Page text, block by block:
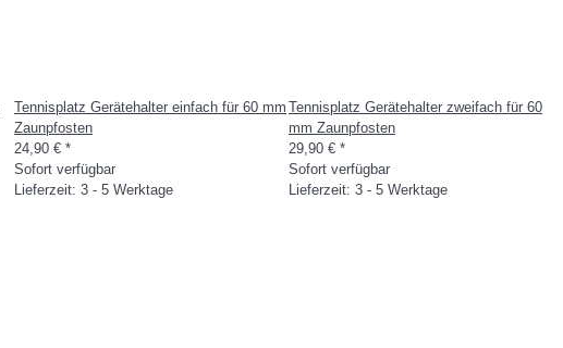
Tennisplatz Gerätehalter einfach für 60 mm
Zaunpfosten
24,90 € *
Sofort verfügbar
Lieferzeit: 3 - 5 Werktage
Tennisplatz Gerätehalter zweifach für 60
mm Zaunpfosten
29,90 € *
Sofort verfügbar
Lieferzeit: 3 - 5 Werktage